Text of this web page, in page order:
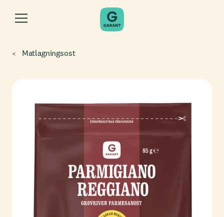
Matlagningsost